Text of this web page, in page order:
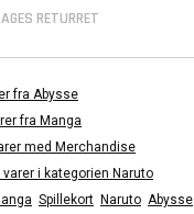
RETURRET
fra Abysse
fra Manga
med Merchandise
varer i kategorien Naruto
Spillekort Naruto Abysse